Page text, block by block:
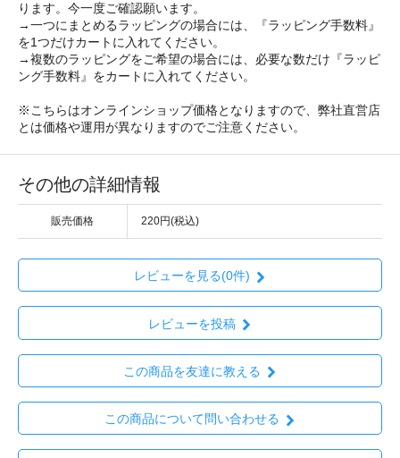
ります。今一度ご確認願います。
→一つにまとめるラッピングの場合には、『ラッピング手数料』
を1つだけカートに入れてください。
→複数のラッピングをご希望の場合には、必要な数だけ『ラッピ
ング手数料』をカートに入れてください。
※こちらはオンラインショップ価格となりますので、弊社直営店
とは価格や運用が異なりますのでご注意ください。
その他の詳細情報
販売価格 220円(税込)
レビューを見る(0件)
レビューを投稿
この商品を友達に教える
この商品について問い合わせる